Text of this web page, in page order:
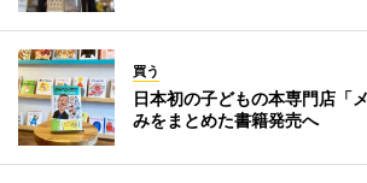
買う
日本初の子どもの本専門店
みをまとめた書籍発売へ